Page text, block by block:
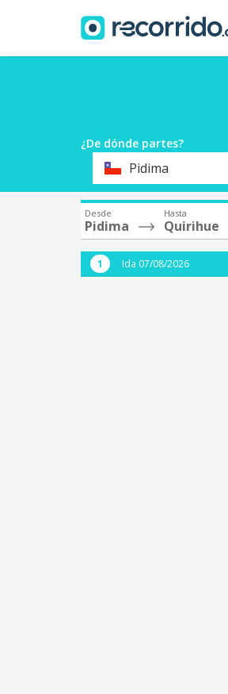
¿De dónde partes?
OrigenPidima
Desde
Pidima
Hasta
Quirihue
Ida 07/08/2026